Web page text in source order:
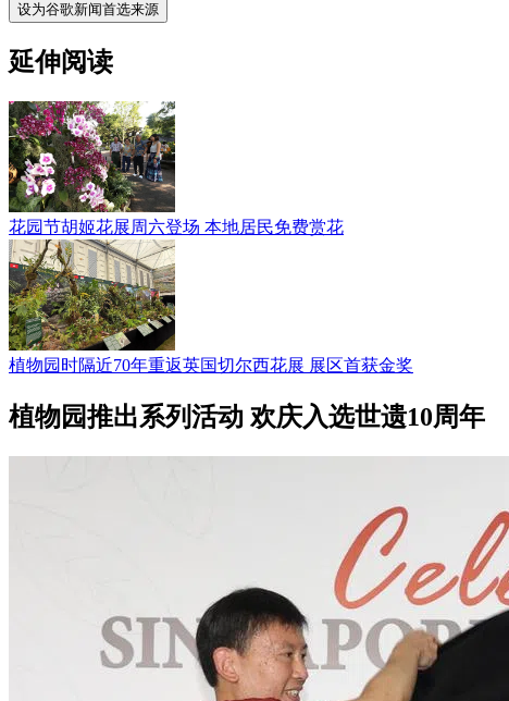
设为谷歌新闻首选来源
延伸阅读
花园节胡姬花展周六登场 本地居民免费赏花
植物园时隔近70年重返英国切尔西花展 展区首获金奖
植物园推出系列活动 欢庆入选世遗10周年